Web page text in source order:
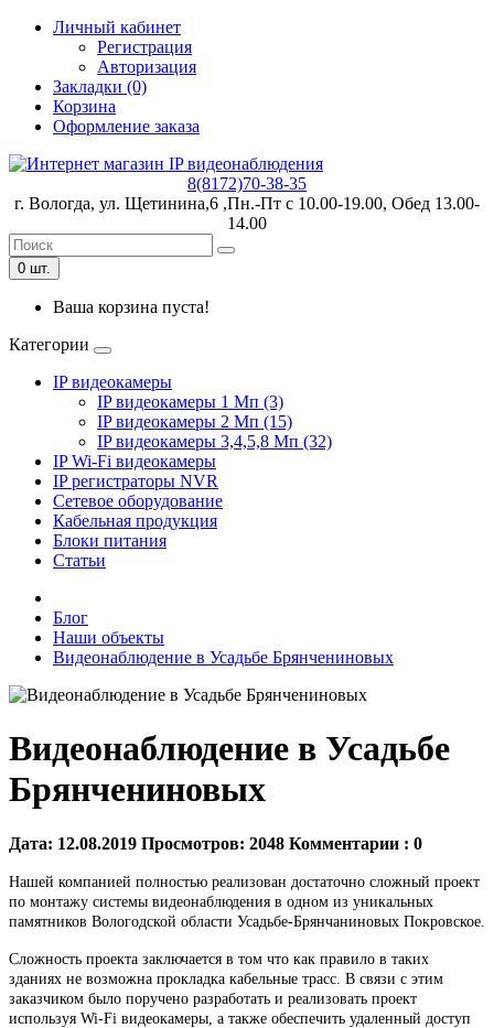
Личный кабинет
Регистрация
Авторизация
Закладки (0)
Корзина
Оформление заказа
8(8172)70-38-35
г. Вологда, ул. Щетинина,6 ,Пн.-Пт с 10.00-19.00, Обед 13.00-
14.00
0 шт.
Ваша корзина пуста!
Категории
IP видеокамеры
IP видеокамеры 1 Мп (3)
IP видеокамеры 2 Мп (15)
IP видеокамеры 3,4,5,8 Мп (32)
IP Wi-Fi видеокамеры
IP регистраторы NVR
Сетевое оборудование
Кабельная продукция
Блоки питания
Статьи
Блог
Наши объекты
Видеонаблюдение в Усадьбе Брянчениновых
Видеонаблюдение в Усадьбе
Брянчениновых
Дата: 12.08.2019 Просмотров: 2048 Комментарии : 0
Нашей компанией полностью реализован достаточно сложный проект
по монтажу системы видеонаблюдения в одном из уникальных
памятников Вологодской области Усадьбе-Брянчаниновых Покровское.
Сложность проекта заключается в том что как правило в таких
зданиях не возможна прокладка кабельные трасс. В связи с этим
заказчиком было поручено разработать и реализовать проект
используя Wi-Fi видеокамеры, а также обеспечить удаленный доступ